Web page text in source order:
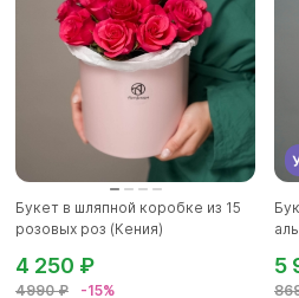
Букет в шляпной коробке из 15
розовых роз (Кения)
4990 ₽ -15%
4 250 ₽ 5